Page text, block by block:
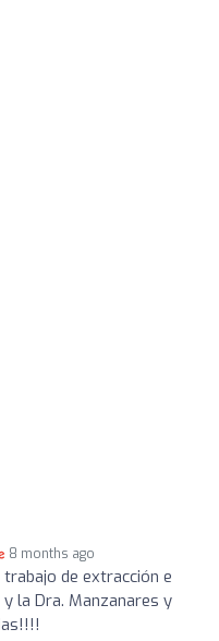
8 months ago
de extracción e
la Dra. Manzanares y